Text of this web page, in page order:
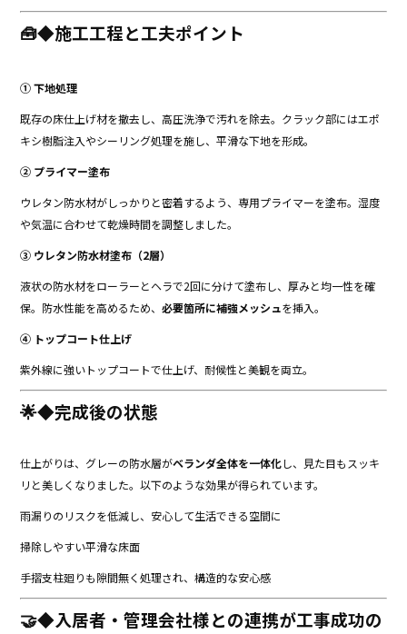
🧰◆施工工程と工夫ポイント
① 下地処理
既存の床仕上げ材を撤去し、高圧洗浄で汚れを除去。クラック部にはエポ
キシ樹脂注入やシーリング処理を施し、平滑な下地を形成。
② プライマー塗布
ウレタン防水材がしっかりと密着するよう、専用プライマーを塗布。湿度
や気温に合わせて乾燥時間を調整しました。
③ ウレタン防水材塗布（2層）
液状の防水材をローラーとヘラで2回に分けて塗布し、厚みと均一性を確
保。防水性能を高めるため、必要箇所に補強メッシュを挿入。
④ トップコート仕上げ
紫外線に強いトップコートで仕上げ、耐候性と美観を両立。
🌟◆完成後の状態
仕上がりは、グレーの防水層がベランダ全体を一体化し、見た目もスッキ
リと美しくなりました。以下のような効果が得られています。
雨漏りのリスクを低減し、安心して生活できる空間に
掃除しやすい平滑な床面
手摺支柱廻りも隙間無く処理され、構造的な安心感
🤝◆入居者・管理会社様との連携が工事成功の